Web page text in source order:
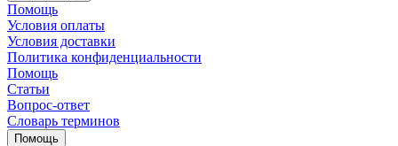
Помощь
Условия оплаты
Условия доставки
Политика конфиденциальности
Помощь
Статьи
Вопрос-ответ
Словарь терминов
Помощь